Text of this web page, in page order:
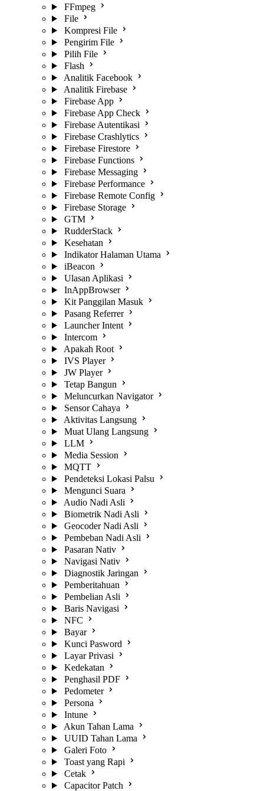
FFmpeg
File
Kompresi File
Pengirim File
Pilih File
Flash
Analitik Facebook
Analitik Firebase
Firebase App
Firebase App Check
Firebase Autentikasi
Firebase Crashlytics
Firebase Firestore
Firebase Functions
Firebase Messaging
Firebase Performance
Firebase Remote Config
Firebase Storage
GTM
RudderStack
Kesehatan
Indikator Halaman Utama
iBeacon
Ulasan Aplikasi
InAppBrowser
Kit Panggilan Masuk
Pasang Referrer
Launcher Intent
Intercom
Apakah Root
IVS Player
JW Player
Tetap Bangun
Meluncurkan Navigator
Sensor Cahaya
Aktivitas Langsung
Muat Ulang Langsung
LLM
Media Session
MQTT
Pendeteksi Lokasi Palsu
Mengunci Suara
Audio Nadi Asli
Biometrik Nadi Asli
Geocoder Nadi Asli
Pembeban Nadi Asli
Pasaran Nativ
Navigasi Nativ
Diagnostik Jaringan
Pemberitahuan
Pembelian Asli
Baris Navigasi
NFC
Bayar
Kunci Pasword
Layar Privasi
Kedekatan
Penghasil PDF
Pedometer
Persona
Intune
Akun Tahan Lama
UUID Tahan Lama
Galeri Foto
Toast yang Rapi
Cetak
Capacitor Patch